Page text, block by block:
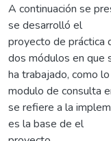
A continuación se
se desarrolló el
proyecto de práctica
dos módulos en que
ha trabajado, como
modulo de consulta
se refiere a la
es la base de el